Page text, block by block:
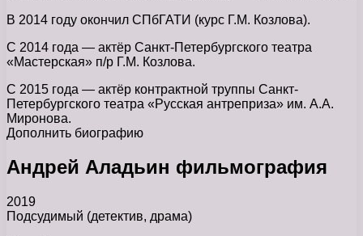
В 2014 году окончил СПбГАТИ (курс Г.М. Козлова).
С 2014 года — актёр Санкт-Петербургского театра
«Мастерская» п/р Г.М. Козлова.
С 2015 года — актёр контрактной труппы Санкт-
Петербургского театра «Русская антреприза» им. А.А.
Миронова.
Дополнить биографию
Андрей Аладьин фильмография
2019
Подсудимый (детектив, драма)